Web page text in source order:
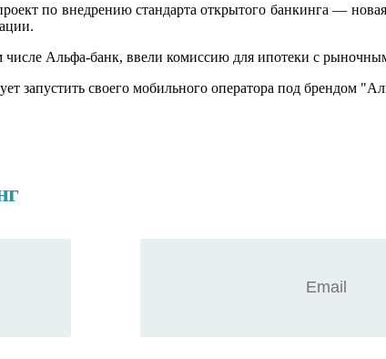
по внедрению стандарта открытого банкинга —
Альфа-банк, ввели комиссию для ипотеки с
запустить своего мобильного оператора под брендом